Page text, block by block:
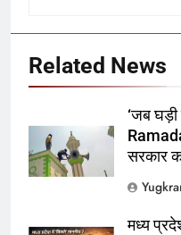
Related News
‘जब घड़ी
सरकार
मध्य